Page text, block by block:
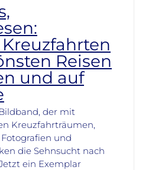
Reisen
und auf
der mit
Kreuzfahrträumen,
und
die Sehnsucht nach
ein Exemplar